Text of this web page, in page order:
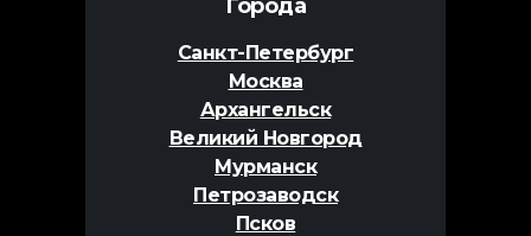
Города
Санкт-Петербург
Москва
Архангельск
Великий Новгород
Мурманск
Петрозаводск
Псков